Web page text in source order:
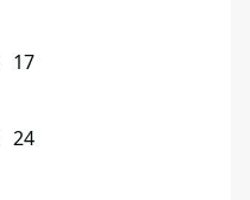
17
24